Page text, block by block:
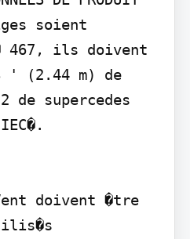
soient
467, ils doivent
' (2.44 m) de
de supercedes
doivent �tre